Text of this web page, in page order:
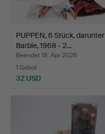
PUPPEN, 6 Stück, darunter
Barbie, 1968 - 2…
Beendet 18. Apr 2026
1 Gebot
32 USD